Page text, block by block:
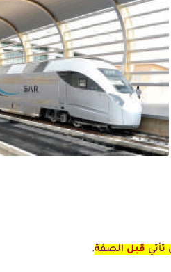
تأتي قبل الصفة.